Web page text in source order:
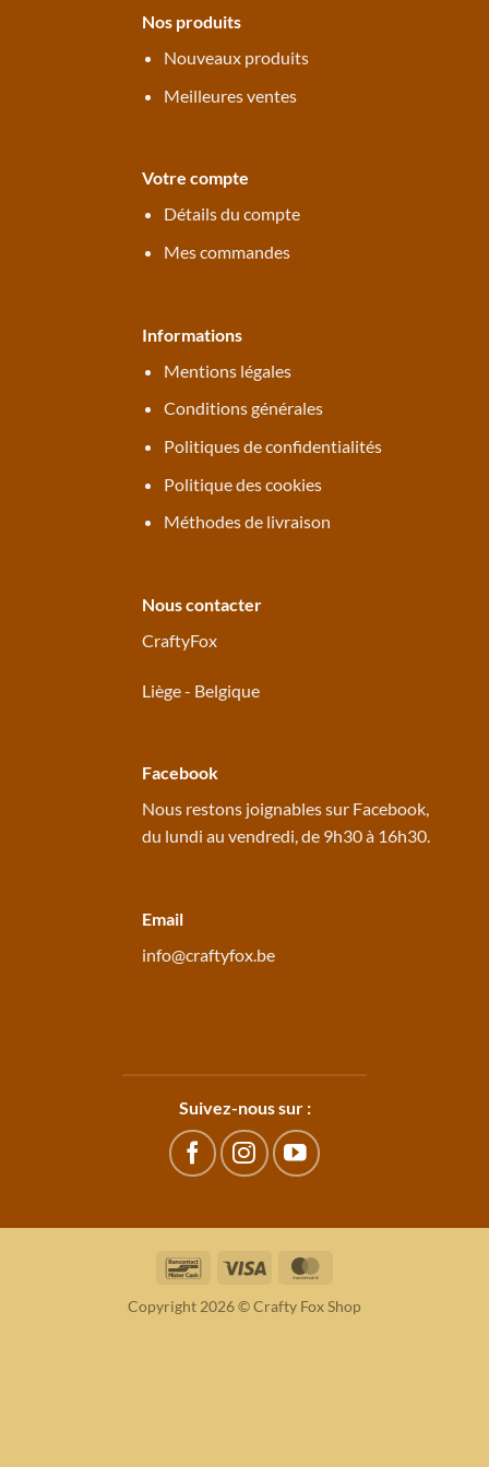
Nos produits
Nouveaux produits
Meilleures ventes
Votre compte
Détails du compte
Mes commandes
Informations
Mentions légales
Conditions générales
Politiques de confidentialités
Politique des cookies
Méthodes de livraison
Nous contacter
CraftyFox
Liège - Belgique
Facebook
Nous restons joignables sur Facebook,
du lundi au vendredi, de 9h30 à 16h30.
Email
info@craftyfox.be
Suivez-nous sur :
BancontactVisa
Copyright 2026 © Crafty Fox Shop